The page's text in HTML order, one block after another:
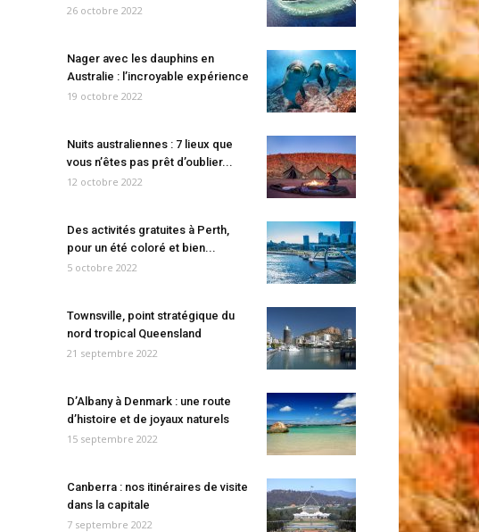
26 octobre 2022
Nager avec les dauphins en
Australie : l’incroyable expérience
19 octobre 2022
Nuits australiennes : 7 lieux que
vous n’êtes pas prêt d’oublier...
12 octobre 2022
Des activités gratuites à Perth,
pour un été coloré et bien...
5 octobre 2022
Townsville, point stratégique du
nord tropical Queensland
21 septembre 2022
D’Albany à Denmark : une route
d’histoire et de joyaux naturels
15 septembre 2022
Canberra : nos itinéraires de visite
dans la capitale
7 septembre 2022